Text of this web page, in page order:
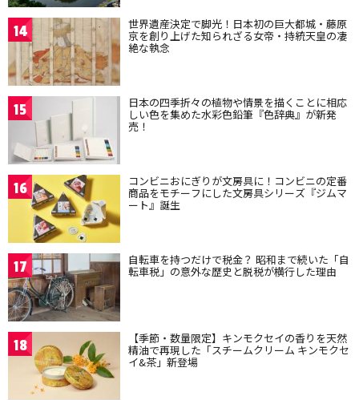
14 世界遺産決定で脚光！日本初の巨大都城・藤原
京を創り上げた知られざる女帝・持統天皇の凄
絶な執念
15 日本の四季折々の植物や情景を描くことに相応
しい色を集めた水彩色鉛筆『色辞典』が新発
売！
16 コンビニおにぎりが文房具に！コンビニの定番
商品をモチーフにした文房具シリーズ『ジムマ
ート』誕生
17 自転車を持つだけで税金？ 昭和まで続いた「自
転車税」の意外な歴史と脱税が横行した理由
18 【季節・数量限定】キンモクセイの香りを天然
精油で再現した「スチームクリーム キンモクセ
イ&茶」新登場